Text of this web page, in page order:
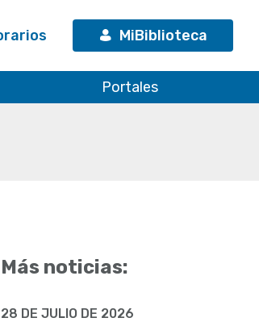
MiBiblioteca
Portales
Más noticias:
28 DE JULIO DE 2026